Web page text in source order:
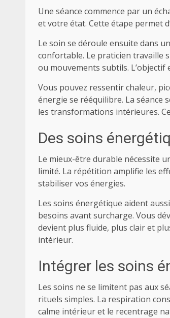
Une séance commence par un
et votre état. Cette étape permet
Le soin se déroule ensuite dans
confortable. Le praticien travaille
ou mouvements subtils.
Vous pouvez ressentir chaleur,
énergie se rééquilibre. La séance
les transformations intérieures.
Des soins
Le mieux-être durable nécessite
limité. La répétition amplifie les
stabiliser vos énergies.
Les soins énergétique aident
besoins avant surcharge. Vous
devient plus fluide, plus clair et
intérieur.
Intégrer les soins
Les soins ne se limitent pas aux
rituels simples. La respiration
calme intérieur et le recentrage